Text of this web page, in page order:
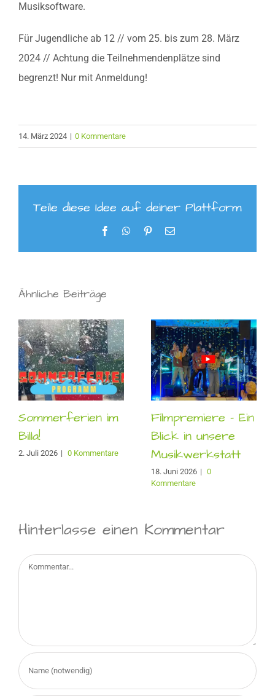
Musiksoftware.
Für Jugendliche ab 12 // vom 25. bis zum 28. März
2024 // Achtung die Teilnehmendenplätze sind
begrenzt! Nur mit Anmeldung!
14. März 2024 | 0 Kommentare
Teile diese Idee auf deiner Plattform
FacebookWhatsApp
Pinterest
E-
Ähnliche Beiträge
Sommerferien im
Billa!
2. Juli 2026 | 0 Kommentare
Filmpremiere – Ein
Blick in unsere
Musikwerkstatt
18. Juni 2026 | 0
Kommentare
Hinterlasse einen Kommentar
Kommentar